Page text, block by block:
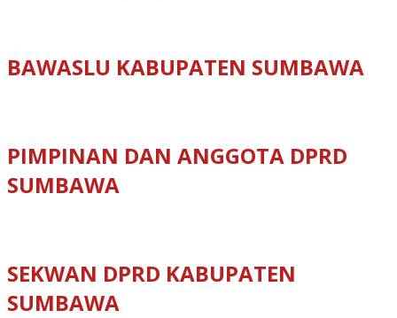
BAWASLU KABUPATEN SUMBAWA
PIMPINAN DAN ANGGOTA DPRD
SUMBAWA
SEKWAN DPRD KABUPATEN
SUMBAWA